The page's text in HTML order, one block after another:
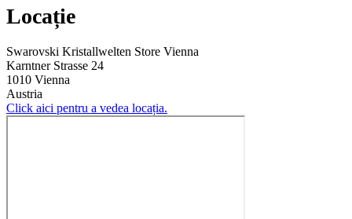
Locație
Swarovski Kristallwelten Store Vienna
Karntner Strasse 24
1010 Vienna
Austria
Click aici pentru a vedea locația.